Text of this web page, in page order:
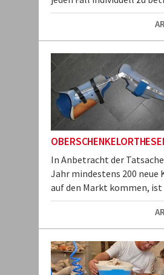
In Anbetracht der
Jahr mindestens 200 neue
auf den Markt kommen, ist